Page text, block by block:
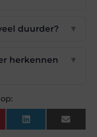
duurder? ▼
herkennen
▼
LinkedInEmail